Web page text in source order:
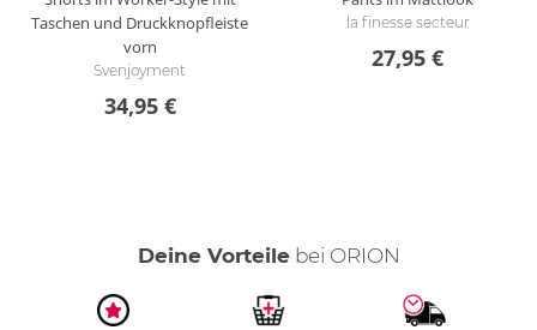
Taschen und Druckknopfleiste
vorn
Svenjoyment
34,95 €
la finesse secteur
27,95 €
Deine Vorteilebei ORION